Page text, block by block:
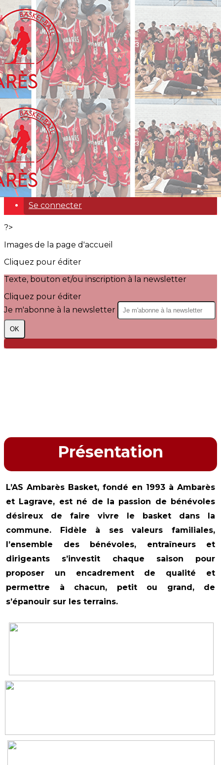
Exporter les lignes sélectionnées
Exporter toutes les colonnes
Exporter uniquement les colonnes affichées
Menu
Ajoutez un logo, un bouton, des réseaux sociaux
Cliquez pour éditer
Accueil▴▾
Bureau 24/26▴ ▾
Ecole de basket▴▾
Boutique▴▾
Nos partenaires ▴▾
Contact▴▾
Se connecter
?>
Images de la page d'accueil
Cliquez pour éditer
Texte, bouton et/ou inscription à la newsletter
Cliquez pour éditer
Je m'abonne à la newsletter
OK
Présentation
L’AS Ambarès Basket, fondé en 1993 à Ambarès
et Lagrave, est né de la passion de bénévoles
désireux de faire vivre le basket dans la
commune. Fidèle à ses valeurs familiales,
l’ensemble des bénévoles, entraîneurs et
dirigeants s’investit chaque saison pour
proposer un encadrement de qualité et
permettre à chacun, petit ou grand, de
s’épanouir sur les terrains.